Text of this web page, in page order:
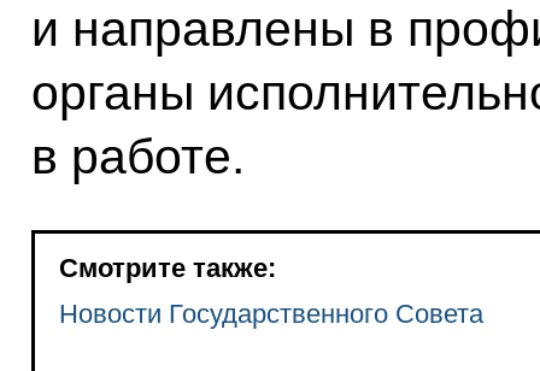
и направлены в
органы
в работе.
Смотрите также:
Новости Государственного Совета